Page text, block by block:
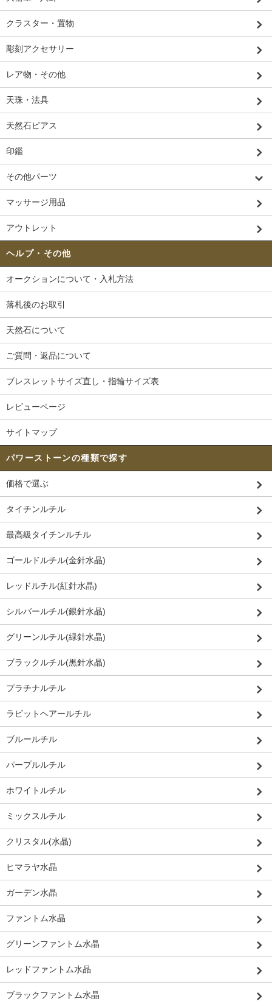
クラスター・置物
彫刻アクセサリー
レア物・その他
天珠・法具
天然石ピアス
印鑑
その他パーツ
マッサージ用品
アウトレット
ヘルプ・その他
オークションについて・入札方法
落札後のお取引
天然石について
ご質問・返品について
ブレスレットサイズ直し・指輪サイズ表
レビューページ
サイトマップ
パワーストーンの種類で探す
価格で選ぶ
タイチンルチル
最高級タイチンルチル
ゴールドルチル(金針水晶)
レッドルチル(紅針水晶)
シルバールチル(銀針水晶)
グリーンルチル(緑針水晶)
ブラックルチル(黒針水晶)
プラチナルチル
ラビットヘアールチル
ブルールチル
パープルルチル
ホワイトルチル
ミックスルチル
クリスタル(水晶)
ヒマラヤ水晶
ガーデン水晶
ファントム水晶
グリーンファントム水晶
レッドファントム水晶
ブラックファントム水晶